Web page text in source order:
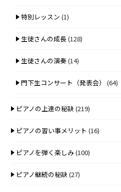
特別レッスン (1)
生徒さんの成長(128)
生徒さんの演奏(14)
門下生コンサート（発表会） (64)
ピアノの上達の秘訣 (219)
ピアノの習い事メリット (16)
ピアノを弾く楽しみ(100)
ピアノ継続の秘訣 (27)